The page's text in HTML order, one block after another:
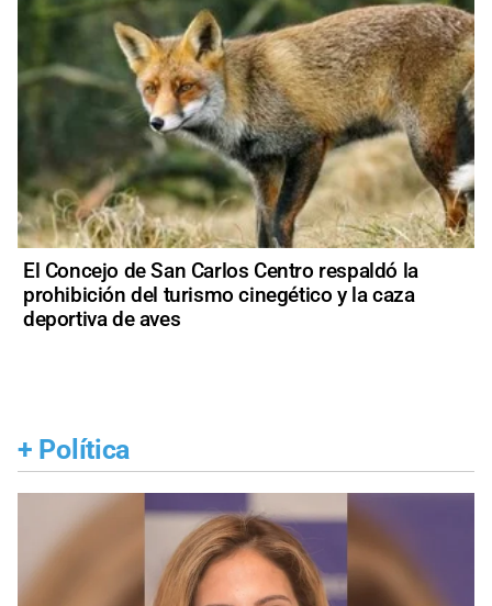
El Concejo de San Carlos Centro respaldó la
prohibición del turismo cinegético y la caza
deportiva de aves
+ Política